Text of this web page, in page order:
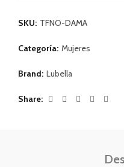
SKU: TFNO-DAMA
Categoría: Mujeres
Brand: Lubella
Share